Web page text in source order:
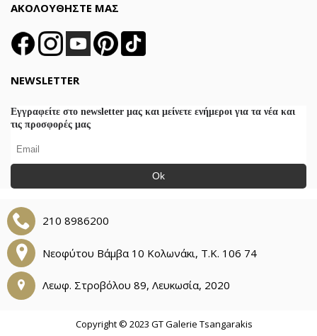
ΑΚΟΛΟΥΘΗΣΤΕ ΜΑΣ
NEWSLETTER
Εγγραφείτε στο newsletter μας και μείνετε ενήμεροι για τα νέα και
τις προσφορές μας
Ok
210 8986200
Νεοφύτου Βάμβα 10 Κολωνάκι, Τ.Κ. 106 74
Λεωφ. Στροβόλου 89, Λευκωσία, 2020
Copyright © 2023 GT Galerie Tsangarakis